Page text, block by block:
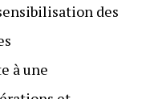
des
à une